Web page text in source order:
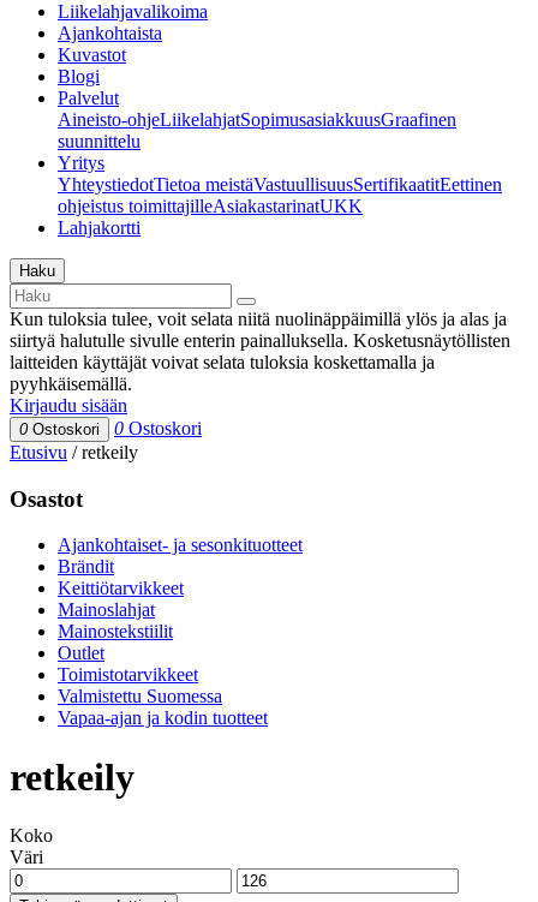
Liikelahjavalikoima
Ajankohtaista
Kuvastot
Blogi
Palvelut
Aineisto-ohjeLiikelahjatSopimusasiakkuusGraafinen
suunnittelu
Yritys
YhteystiedotTietoa meistäVastuullisuusSertifikaatitEettinen
ohjeistus toimittajilleAsiakastarinatUKK
Lahjakortti
Haku
Kun tuloksia tulee, voit selata niitä nuolinäppäimillä ylös ja alas ja
siirtyä halutulle sivulle enterin painalluksella. Kosketusnäytöllisten
laitteiden käyttäjät voivat selata tuloksia koskettamalla ja
pyyhkäisemällä.
Kirjaudu sisään
0 Ostoskori 0 Ostoskori
Etusivu /retkeily
Osastot
Ajankohtaiset- ja sesonkituotteet
Brändit
Keittiötarvikkeet
Mainoslahjat
Mainostekstiilit
Outlet
Toimistotarvikkeet
Valmistettu Suomessa
Vapaa-ajan ja kodin tuotteet
retkeily
Koko
Väri